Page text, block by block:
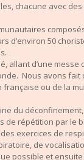
chacune avec
d’environ 50
allant d’une messe
Nous avons fait
française ou de la
du déconfinement,
de répétition par le
exercices de
de
possible et